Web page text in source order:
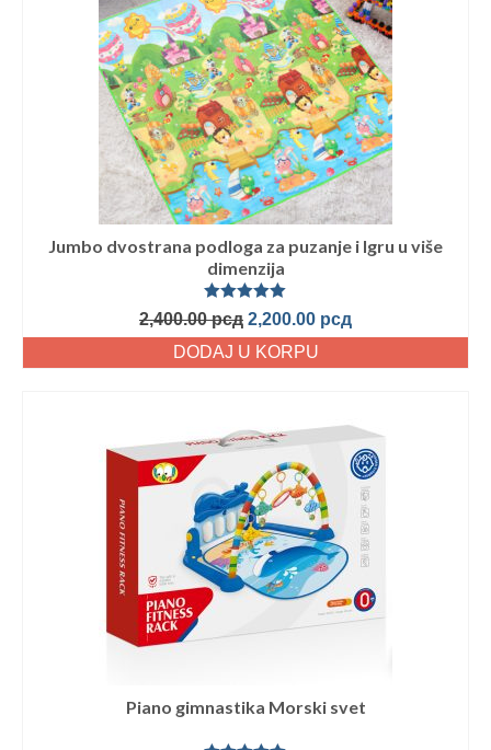
Jumbo dvostrana podloga za puzanje i Igru u više
dimenzija
Ocenjeno
sa5.00od
5
2,400.00рсд 2,200.00 рсд
DODAJ U KORPU
Piano gimnastika Morski svet